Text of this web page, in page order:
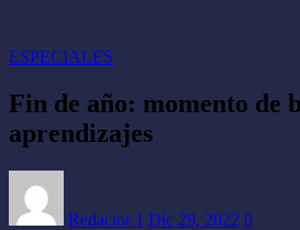
ESPECIALES
Fin de año: momento de
aprendizajes
Redactor 1 Dic 29, 2022 0